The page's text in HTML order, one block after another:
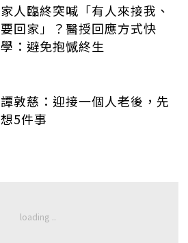
家人臨終突喊「有人來接我、
要回家」？醫授回應方式快
學：避免抱憾終生
譚敦慈：迎接一個人老後，先
想5件事